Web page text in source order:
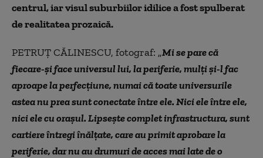
centrul, iar visul suburbiilor idilice a fost spulberat
de realitatea prozaică.
PETRUȚ CĂLINESCU, fotograf: „Mi se pare că
fiecare-și face universul lui, la periferie, mulți și-l fac
aproape la perfecțiune, numai că toate universurile
astea nu prea sunt conectate între ele. Nici ele între ele,
nici ele cu orașul. Lipsește complet infrastructura, sunt
cartiere întregi înălțate, care au primit aprobare la
periferie, dar nu au drumuri de acces mai late de o